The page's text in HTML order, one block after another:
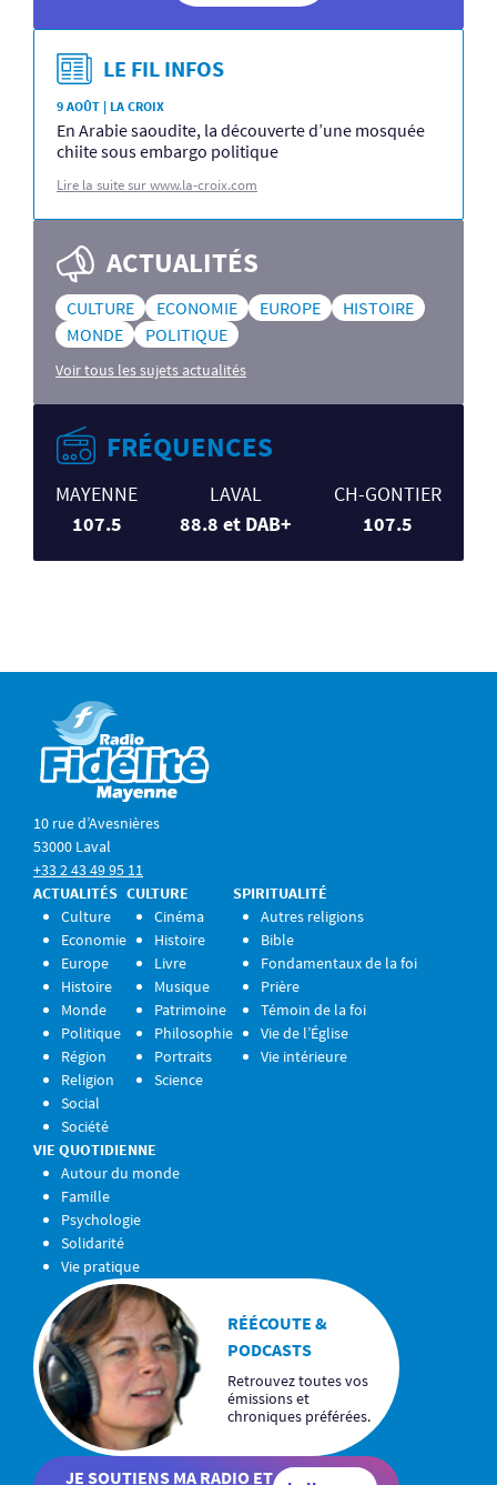
LE FIL INFOS
9 AOÛT | LA CROIX
En Arabie saoudite, la découverte d’une mosquée
chiite sous embargo politique
Lire la suite sur www.la-croix.com
ACTUALITÉS
CULTURE ECONOMIE EUROPE
HISTOIRE
MONDE
POLITIQUE
Voir tous les sujets actualités
FRÉQUENCES
MAYENNE
107.5
LAVAL
88.8 et DAB+
CH-GONTIER
107.5
10 rue d’Avesnières
53000 Laval
+33 2 43 49 95 11
ACTUALITÉS
Culture
Economie
Europe
Histoire
Monde
Politique
Région
Religion
Social
Société
CULTURE
Cinéma
Histoire
Livre
Musique
Patrimoine
Philosophie
Portraits
Science
SPIRITUALITÉ
Autres religions
Bible
Fondamentaux de la foi
Prière
Témoin de la foi
Vie de l’Église
Vie intérieure
VIE QUOTIDIENNE
Autour du monde
Famille
Psychologie
Solidarité
Vie pratique
RÉÉCOUTE &
PODCASTS
Retrouvez toutes vos
émissions et
chroniques préférées.
JE SOUTIENS MA RADIO ET